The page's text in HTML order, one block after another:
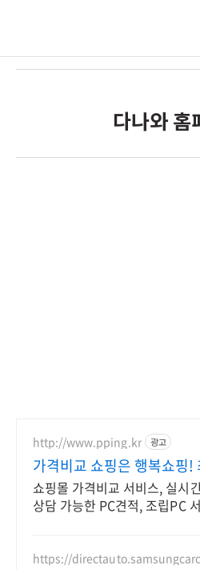
다나와 홈
http://www.pping.kr 광고
가격비교 쇼핑은 행복쇼핑!
24개월 무이자 할부
쇼핑몰 가격비교 서비스, 실시
상담 가능한 PC견적, 조립PC
https://